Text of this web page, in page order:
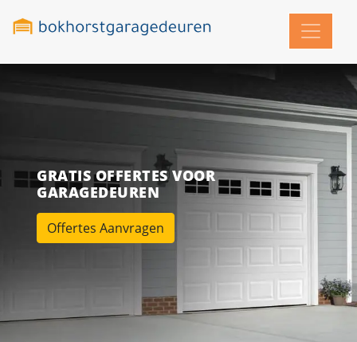
GRATIS OFFERTES VOOR
GARAGEDEUREN
Offertes Aanvragen